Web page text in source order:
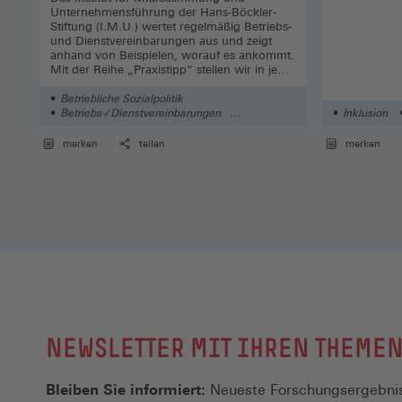
Unternehmensführung der Hans-Böckler-
Stiftung (I.M.U.) wertet regelmäßig Betriebs-
und Dienstvereinbarungen aus und zeigt
anhand von Beispielen, worauf es ankommt.
Mit der Reihe „Praxistipp“ stellen wir in jeder
Betriebliche Sozialpolitik
Betriebs-/ Dienstvereinbarungen
merken
teilen
Inklusion
merken
NEWSLETTER MIT IHREN THEMEN
Bleiben Sie informiert: Neueste